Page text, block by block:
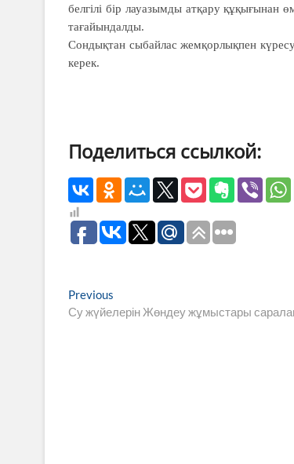
белгілі бір лауазымды атқару
тағайындалды.
Сондықтан сыбайлас жемқорлықпен
керек.
Поделиться ссылкой:
Навигация
по
Previous
post:
Су жүйелерін Жөндеу жұмыстары